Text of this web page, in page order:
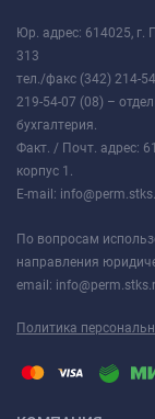
Юр. адрес: 614025, г.
313
тел./факс (342) 214-
219-54-07 (08) –
бухгалтерия.
Факт. / Почт. адрес:
корпус 1.
E-mail:
По вопросам
направления
email:
Политика